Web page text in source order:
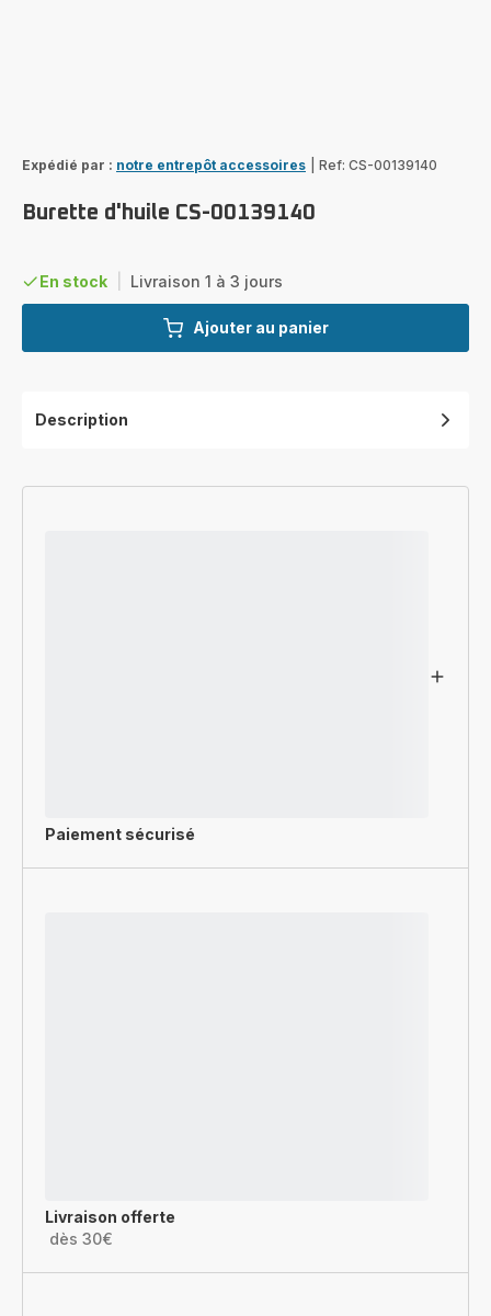
Expédié par : notre entrepôt accessoires Ref: CS-00139140
Burette d'huile CS-00139140
En stock Livraison 1 à 3 jours
Ajouter au panier
Description
Paiement sécurisé
Livraison offerte
dès 30€